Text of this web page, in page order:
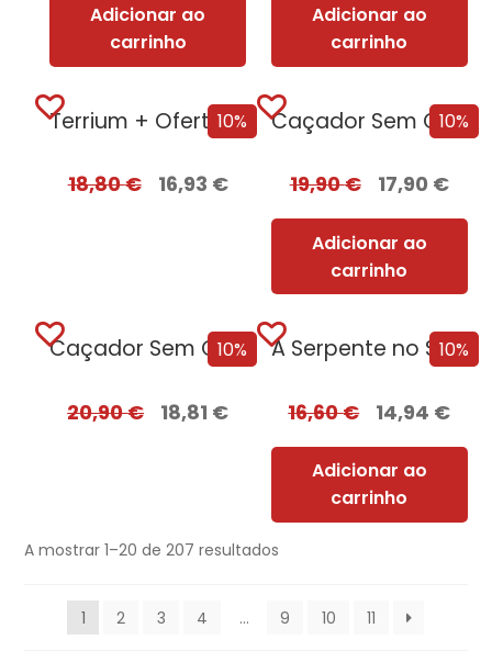
Adicionar ao
carrinho
Adicionar ao
carrinho
10%
Terrium + Oferta Lago do Silêncio
18,80€ 16,93 €
10%
Caçador Sem Coração
19,90€ 17,90 €
Adicionar ao
carrinho
10%
Caçador Sem Coração Edição com EDGES
20,90€ 18,81 €
10%
A Serpente no Sótão
16,60€ 14,94 €
Adicionar ao
carrinho
A mostrar 1–20 de 207 resultados
1 2 3 4 … 9 10 11